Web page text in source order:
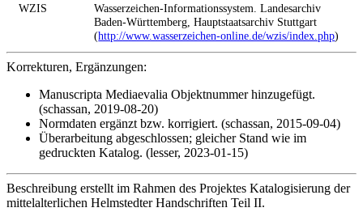
WZIS
Wasserzeichen-Informationssystem. Landesarchiv
Baden-Württemberg, Hauptstaatsarchiv Stuttgart
(http://www.wasserzeichen-online.de/wzis/index.php)
Korrekturen, Ergänzungen:
Manuscripta Mediaevalia Objektnummer hinzugefügt.
(schassan, 2019-08-20)
Normdaten ergänzt bzw. korrigiert. (schassan, 2015-09-04)
Überarbeitung abgeschlossen; gleicher Stand wie im
gedruckten Katalog. (lesser, 2023-01-15)
Beschreibung erstellt im Rahmen des Projektes Katalogisierung der
mittelalterlichen Helmstedter Handschriften Teil II.